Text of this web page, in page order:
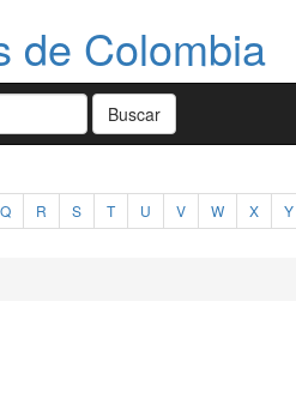
de Colombia
Q R S T U V W X Y